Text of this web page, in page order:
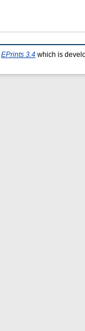
EPrints 3.4 which is